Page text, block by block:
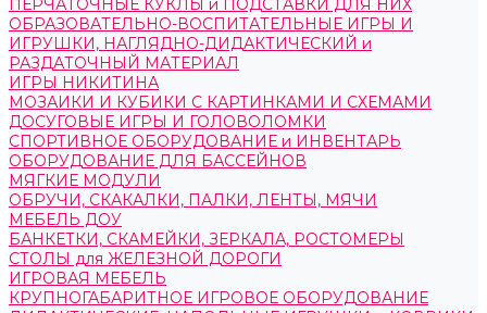
ПЕРЧАТОЧНЫЕ КУКЛЫ и ПОДСТАВКИ ДЛЯ НИХ
ОБРАЗОВАТЕЛЬНО-ВОСПИТАТЕЛЬНЫЕ ИГРЫ И
ИГРУШКИ, НАГЛЯДНО-ДИДАКТИЧЕСКИЙ и
РАЗДАТОЧНЫЙ МАТЕРИАЛ
ИГРЫ НИКИТИНА
МОЗАИКИ И КУБИКИ С КАРТИНКАМИ И СХЕМАМИ
ДОСУГОВЫЕ ИГРЫ И ГОЛОВОЛОМКИ
СПОРТИВНОЕ ОБОРУДОВАНИЕ и ИНВЕНТАРЬ
ОБОРУДОВАНИЕ ДЛЯ БАССЕЙНОВ
МЯГКИЕ МОДУЛИ
ОБРУЧИ, СКАКАЛКИ, ПАЛКИ, ЛЕНТЫ, МЯЧИ
МЕБЕЛЬ ДОУ
БАНКЕТКИ, СКАМЕЙКИ, ЗЕРКАЛА, РОСТОМЕРЫ
СТОЛЫ для ЖЕЛЕЗНОЙ ДОРОГИ
ИГРОВАЯ МЕБЕЛЬ
КРУПНОГАБАРИТНОЕ ИГРОВОЕ ОБОРУДОВАНИЕ